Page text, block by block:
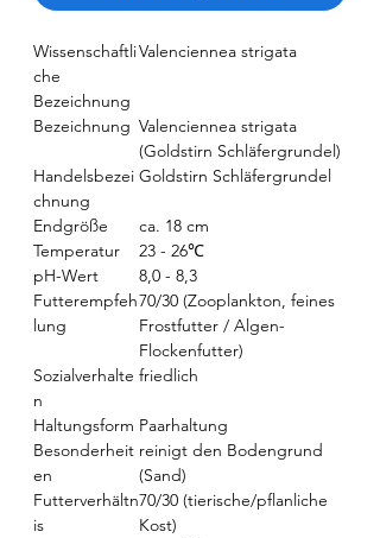
Wissenschaftli
che
Bezeichnung
Valenciennea strigata
Bezeichnung Valenciennea strigata
(Goldstirn Schläfergrundel)
Handelsbezei
chnung
Goldstirn Schläfergrundel
Endgröße
ca. 18 cm
Temperatur
23 - 26℃
pH-Wert
8,0 - 8,3
Futterempfeh
lung
70/30 (Zooplankton, feines
Frostfutter / Algen-
Flockenfutter)
Sozialverhalte
n
friedlich
Haltungsform Paarhaltung
Besonderheit
en
reinigt den Bodengrund
(Sand)
Futterverhältn
is
70/30 (tierische/pflanliche
Kost)